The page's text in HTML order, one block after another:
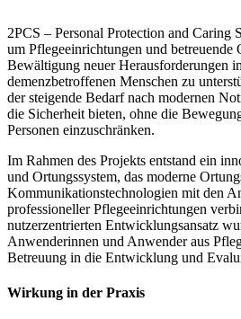
2PCS – Personal Protection and Caring
um Pflegeeinrichtungen und betreuende
Bewältigung neuer Herausforderungen
demenzbetroffenen Menschen zu
der steigende Bedarf nach modernen
die Sicherheit bieten, ohne die
Personen einzuschränken.
Im Rahmen des Projekts entstand ein
und Ortungssystem, das moderne
Kommunikationstechnologien mit den
professioneller Pflegeeinrichtungen
nutzerzentrierten Entwicklungsansatz
Anwenderinnen und Anwender aus
Betreuung in die Entwicklung und
Wirkung in der Praxis